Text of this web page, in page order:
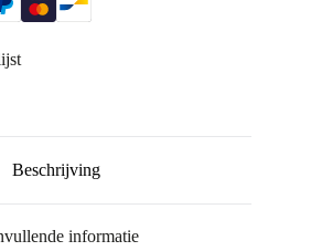
Beschrijving
informatie